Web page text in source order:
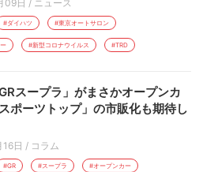
09日 / ニュース
#ダイハツ #東京オートサロン
#新型コロナウイルス #TRD
スープラ」がまさかオープンカ
ポーツトップ」の市販化も期待し
日 / コラム
#GR #スープラ #オープンカー